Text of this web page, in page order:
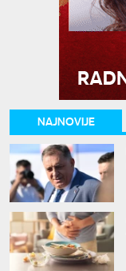
NAJNOVIJE